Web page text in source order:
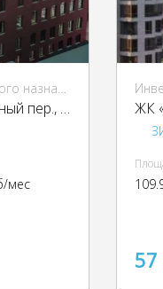
Инвестиции в помещение свободного назначения (ПСН)
Рассвет, ЦАО, г Москва, Столярный пер., 3, кор. 1-13, 15
мес
57